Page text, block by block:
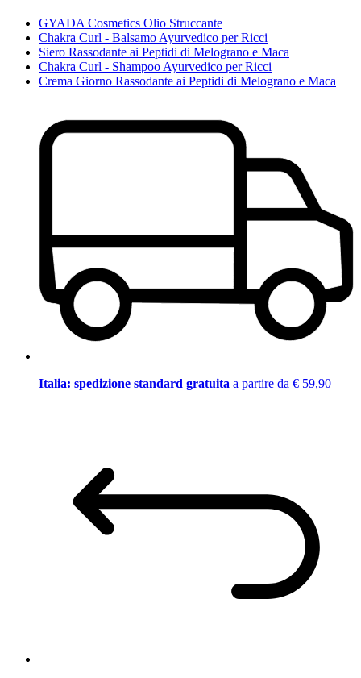
GYADA Cosmetics Olio Struccante
Chakra Curl - Balsamo Ayurvedico per Ricci
Siero Rassodante ai Peptidi di Melograno e Maca
Chakra Curl - Shampoo Ayurvedico per Ricci
Crema Giorno Rassodante ai Peptidi di Melograno e Maca
Italia: spedizione standard gratuita a partire da € 59,90